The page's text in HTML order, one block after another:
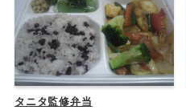
タニタ監修弁当